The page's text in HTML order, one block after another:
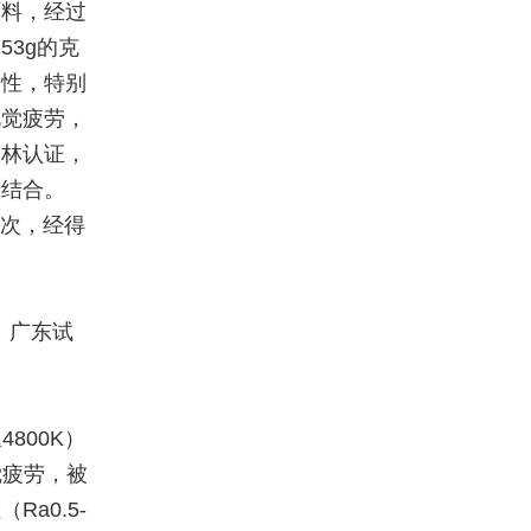
，经过
的克
，特别
疲劳，
认证，
合。
，经得
广东试
）
劳，被
Ra0.5-